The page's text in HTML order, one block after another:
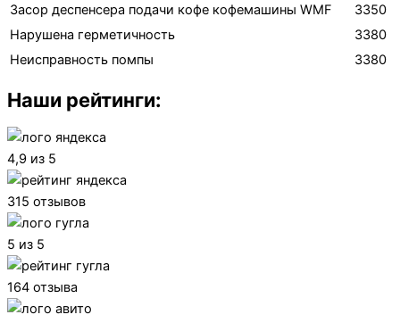
Засор деспенсера подачи кофе кофемашины WMF
3350
Нарушена герметичность
3380
Неисправность помпы
3380
Наши рейтинги:
4,9 из 5
315 отзывов
5 из 5
164 отзыва